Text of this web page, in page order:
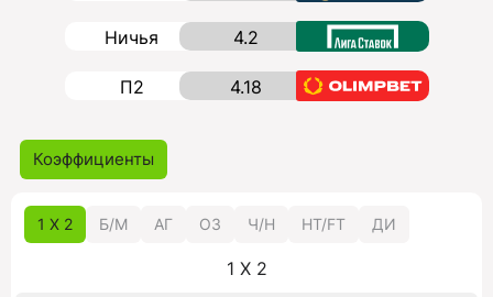
Ничья 4.2
П2 4.18
Коэффициенты
1 X 2 Б/M АГ ОЗ Ч/Н HT/FT ДИ
1 X 2